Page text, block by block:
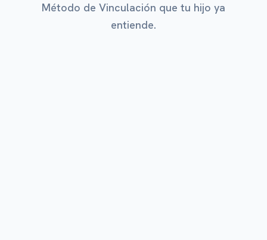
Método de Vinculación que tu hijo ya
entiende.